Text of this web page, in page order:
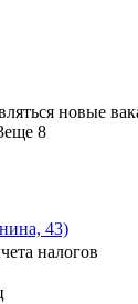
новые
еще 8
43)
налогов